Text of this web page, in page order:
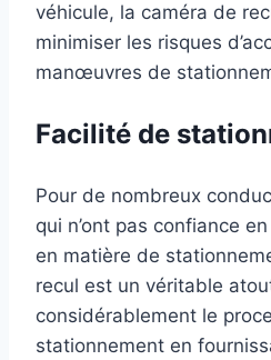
véhicule, la caméra de
minimiser les risques
manœuvres de
Facilité de
Pour de nombreux
qui n’ont pas confiance
en matière de
recul est un véritable
considérablement le
stationnement en